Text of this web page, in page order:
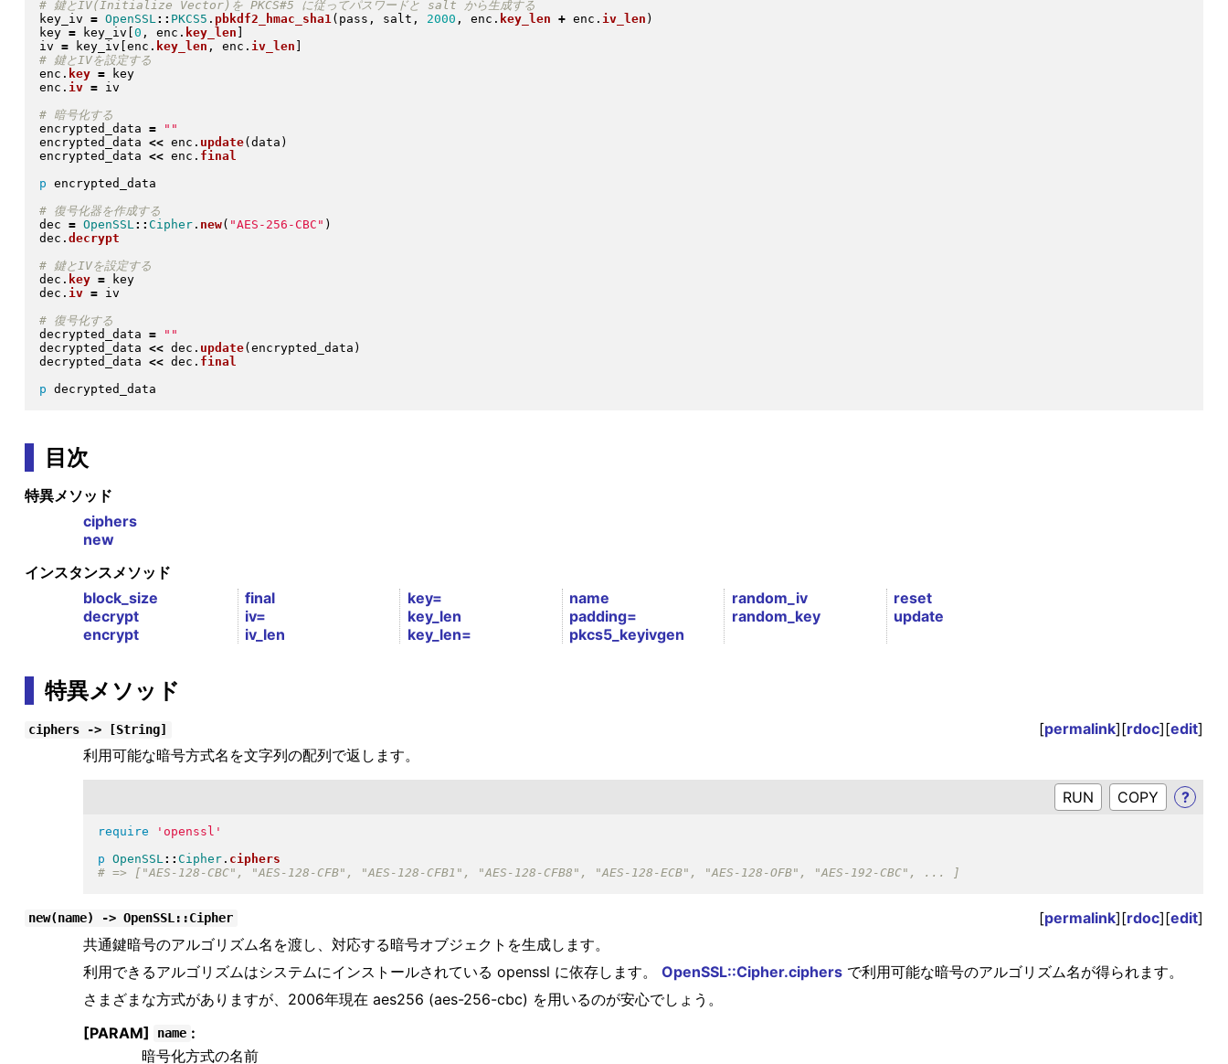
key_iv = OpenSSL:: PKCS5 . pbkdf2_hmac_sha1( pass, salt, 2000 , enc . key_len + enc . iv_len )
key = key_iv 0 , enc . key_len
iv = key_iv enc . key_len , enc . iv_len
enc . key = key
enc . iv = iv
encrypted_data = " "
encrypted_data << enc . update( data )
encrypted_data << enc . final
p encrypted_data
dec = OpenSSL:: Cipher. new( "AES-256-CBC " )
dec . decrypt
dec . key = key
dec . iv = iv
decrypted_data = " "
decrypted_data << dec . update( encrypted_data )
decrypted_data << dec . final
p
目次
特異メソッド
ciphers
new
インスタンスメソッド
block_size
decrypt
encrypt
final
iv=
iv_len
key=
key_len
key_len=
name
padding=
pkcs5_keyivgen
random_iv
random_key
reset
update
特異メソッド
ciphers -> [String] [permalink][rdoc][edit]
利用可能な暗号方式名を文字列の配列で返します。
RUN ?
require
'openssl'
p OpenSSL:: Cipher. ciphers
new(name) -> OpenSSL::Cipher [permalink][rdoc][edit]
共通鍵暗号のアルゴリズム名を渡し、対応する暗号オブジェクトを生成します。
利用できるアルゴリズムはシステムにインストールされている openssl に依存します。 OpenSSL::Cipher.ciphersで利用可能な暗号のアルゴリズム名が得られます。
さまざまな方式がありますが、2006年現在 aes256 (aes-256-cbc) を用いるのが安心でしょう。
[PARAM]
name :
暗号化方式の名前